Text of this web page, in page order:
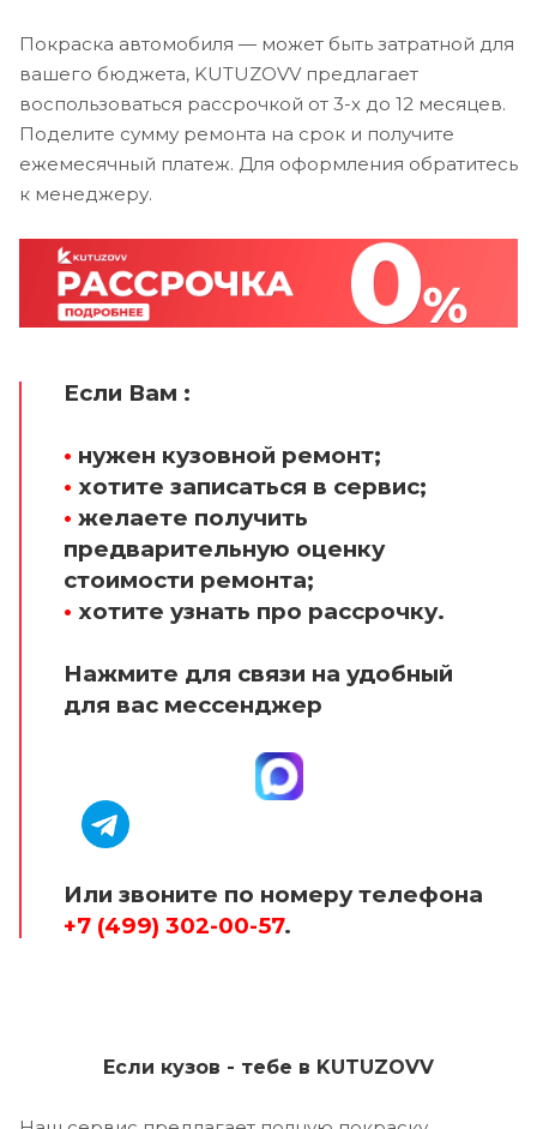
Покраска автомобиля — может быть затратной для
вашего бюджета, KUTUZOVV предлагает
воспользоваться рассрочкой от 3-х до 12 месяцев.
Поделите сумму ремонта на срок и получите
ежемесячный платеж. Для оформления обратитесь
к менеджеру.
Если Вам :
• нужен кузовной ремонт;
• хотите записаться в сервис;
• желаете получить
предварительную оценку
стоимости ремонта;
• хотите узнать про рассрочку.
Нажмите для связи на удобный
для вас мессенджер
Или звоните по номеру телефона
+7 (499) 302-00-57.
Если кузов - тебе в KUTUZOVV